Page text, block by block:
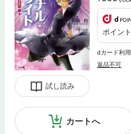
試し読み
ポイン
dカード利
返品不可
カートへ